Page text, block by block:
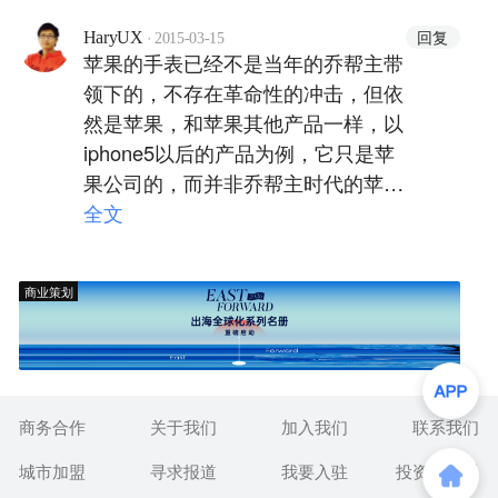
HaryUX · 2015-03-15 回复
苹果的手表已经不是当年的乔帮主带
领下的，不存在革命性的冲击，但依
然是苹果，和苹果其他产品一样，以
iphone5以后的产品为例，它只是苹
果公司的，而并非乔帮主时代的苹果
了。而这也是商业的变更，也是后苹
全文
商业策划
商务合作 关于我们 加入我们
联系我们
城市加盟
寻求报道 我要入驻 投资者关系